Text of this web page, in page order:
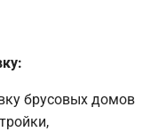
брусовых домов